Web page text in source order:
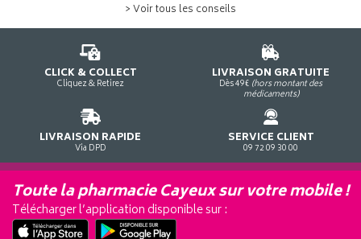
> Voir tous les conseils
CLICK & COLLECT
Cliquez & Retirez
LIVRAISON GRATUITE
Dès 49€ (hors montant des
médicaments)
LIVRAISON RAPIDE
Via DPD
SERVICE CLIENT
09 72 09 30 00
Toute la pharmacie Cayeux sur votre mobile !
Télécharger l’application disponible sur :